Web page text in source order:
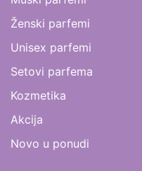
Ženski parfemi
Unisex parfemi
Setovi parfema
Kozmetika
Akcija
Novo u ponudi